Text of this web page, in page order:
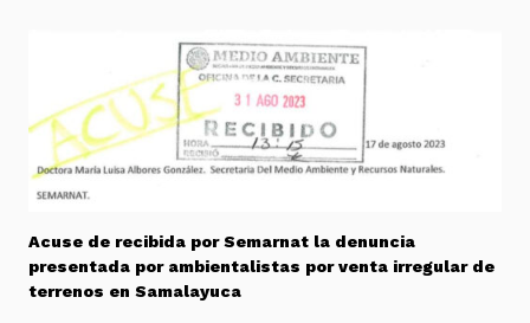
Acuse de recibida por Semarnat la denuncia
presentada por ambientalistas por venta irregular de
terrenos en Samalayuca